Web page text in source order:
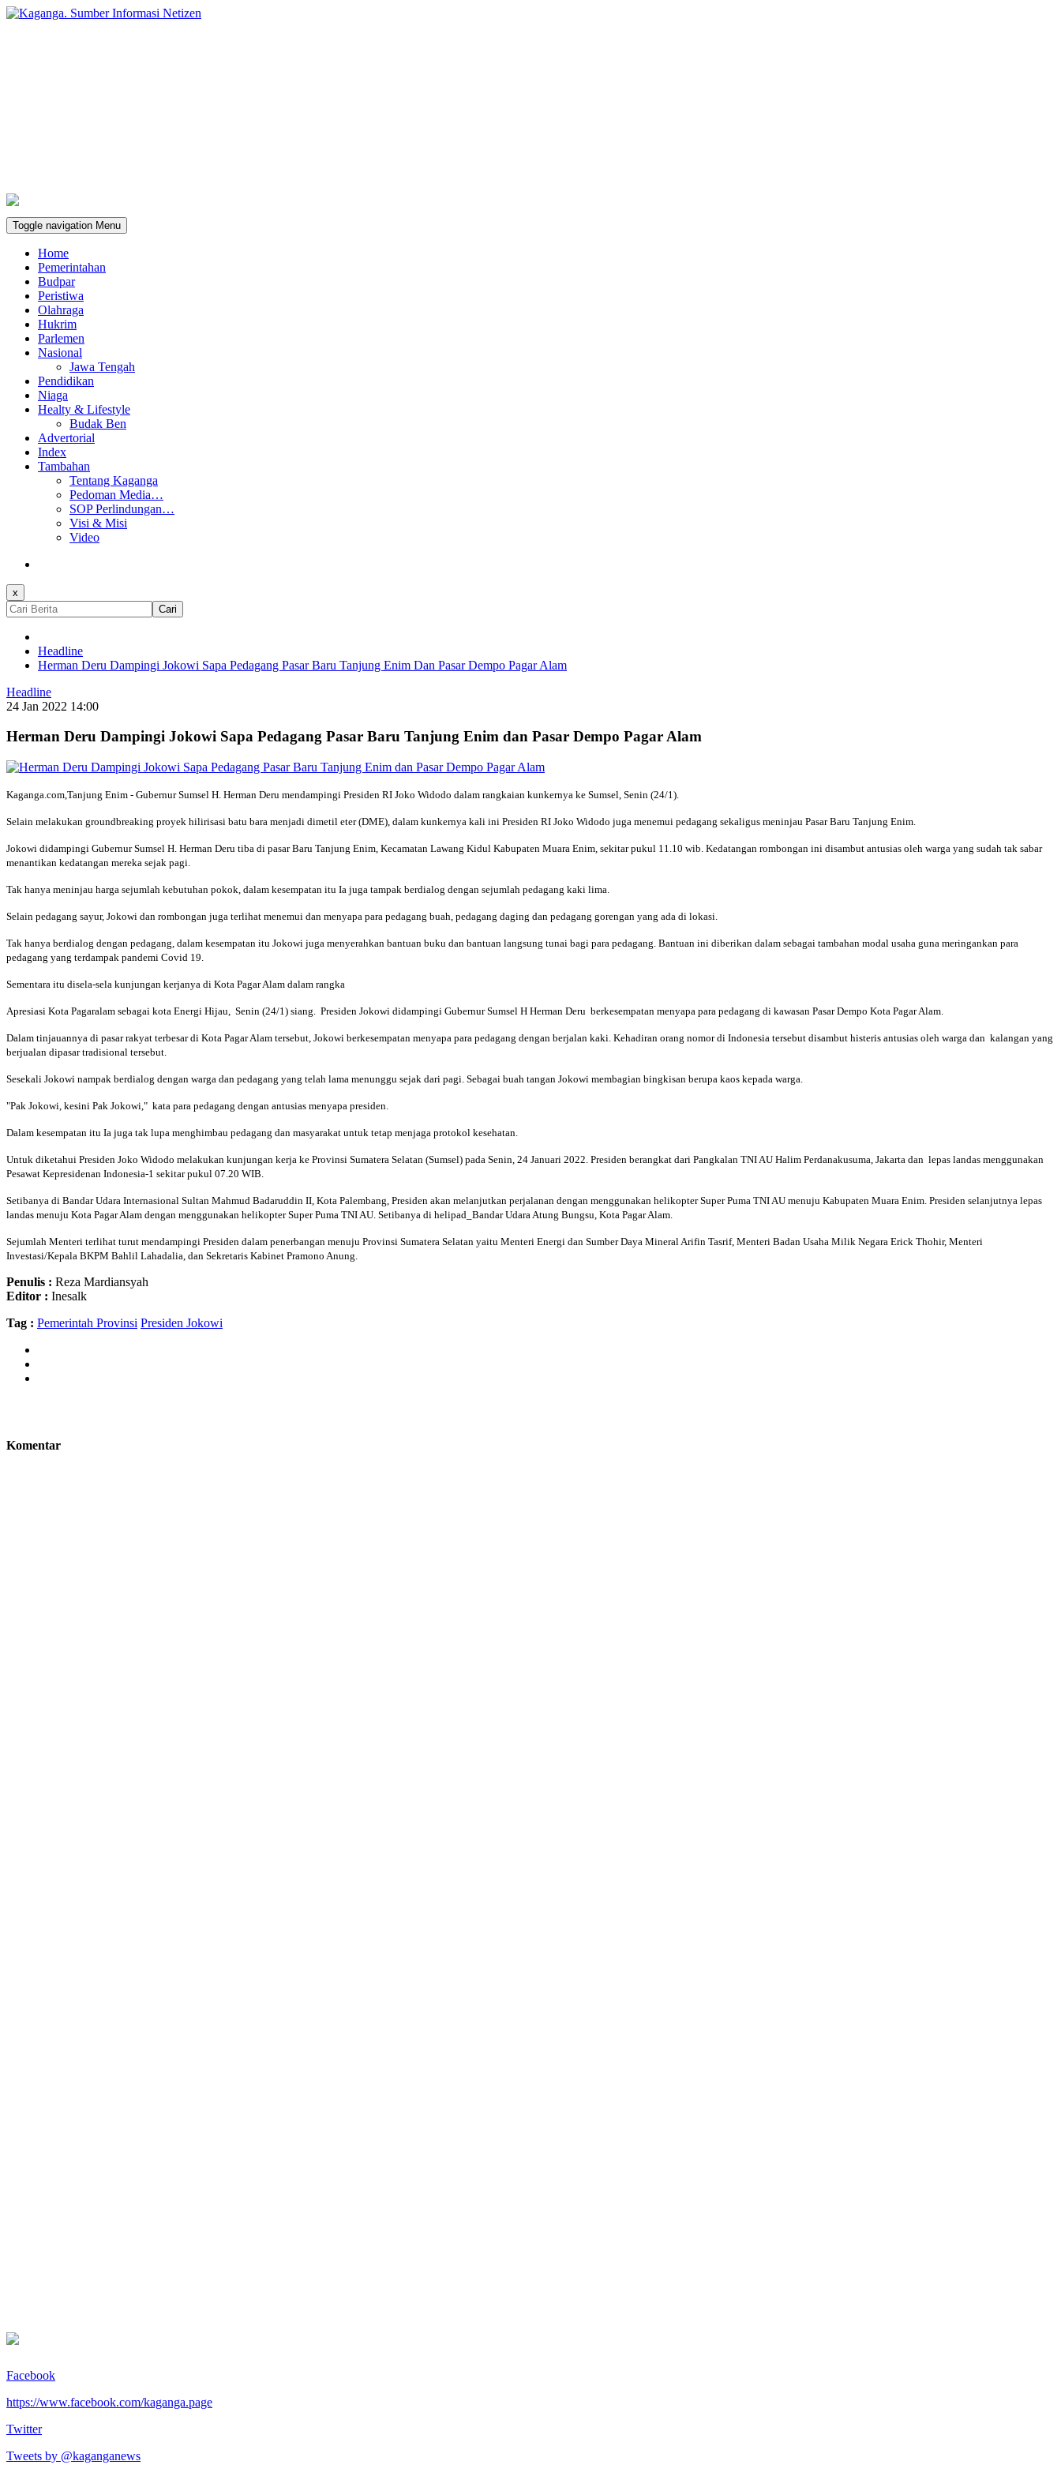
Toggle navigation Menu
Home
Pemerintahan
Budpar
Peristiwa
Olahraga
Hukrim
Parlemen
Nasional
Jawa Tengah
Pendidikan
Niaga
Healty & Lifestyle
Budak Ben
Advertorial
Index
Tambahan
Tentang Kaganga
Pedoman Media…
SOP Perlindungan…
Visi & Misi
Video
x
Cari
Headline
Herman Deru Dampingi Jokowi Sapa Pedagang Pasar Baru Tanjung Enim Dan Pasar Dempo Pagar Alam
Headline
24 Jan 2022 14:00
Herman Deru Dampingi Jokowi Sapa Pedagang Pasar Baru Tanjung Enim dan Pasar Dempo Pagar Alam
Kaganga.com,Tanjung Enim - Gubernur Sumsel H. Herman Deru mendampingi Presiden RI Joko Widodo dalam rangkaian kunkernya ke Sumsel, Senin (24/1).
Selain melakukan groundbreaking proyek hilirisasi batu bara menjadi dimetil eter (DME), dalam kunkernya kali ini Presiden RI Joko Widodo juga menemui pedagang sekaligus meninjau Pasar Baru Tanjung Enim.
Jokowi didampingi Gubernur Sumsel H. Herman Deru tiba di pasar Baru Tanjung Enim, Kecamatan Lawang Kidul Kabupaten Muara Enim, sekitar pukul 11.10 wib. Kedatangan rombongan ini disambut antusias oleh warga yang sudah tak sabar
menantikan kedatangan mereka sejak pagi.
Tak hanya meninjau harga sejumlah kebutuhan pokok, dalam kesempatan itu Ia juga tampak berdialog dengan sejumlah pedagang kaki lima.
Selain pedagang sayur, Jokowi dan rombongan juga terlihat menemui dan menyapa para pedagang buah, pedagang daging dan pedagang gorengan yang ada di lokasi.
Tak hanya berdialog dengan pedagang, dalam kesempatan itu Jokowi juga menyerahkan bantuan buku dan bantuan langsung tunai bagi para pedagang. Bantuan ini diberikan dalam sebagai tambahan modal usaha guna meringankan para
pedagang yang terdampak pandemi Covid 19.
Sementara itu disela-sela kunjungan kerjanya di Kota Pagar Alam dalam rangka
Apresiasi Kota Pagaralam sebagai kota Energi Hijau, Senin (24/1) siang. Presiden Jokowi didampingi Gubernur Sumsel H Herman Deru berkesempatan menyapa para pedagang di kawasan Pasar Dempo Kota Pagar Alam.
Dalam tinjauannya di pasar rakyat terbesar di Kota Pagar Alam tersebut, Jokowi berkesempatan menyapa para pedagang dengan berjalan kaki. Kehadiran orang nomor di Indonesia tersebut disambut histeris antusias oleh warga dan kalangan yang
berjualan dipasar tradisional tersebut.
Sesekali Jokowi nampak berdialog dengan warga dan pedagang yang telah lama menunggu sejak dari pagi. Sebagai buah tangan Jokowi membagian bingkisan berupa kaos kepada warga.
"Pak Jokowi, kesini Pak Jokowi," kata para pedagang dengan antusias menyapa presiden.
Dalam kesempatan itu Ia juga tak lupa menghimbau pedagang dan masyarakat untuk tetap menjaga protokol kesehatan.
Untuk diketahui Presiden Joko Widodo melakukan kunjungan kerja ke Provinsi Sumatera Selatan (Sumsel) pada Senin, 24 Januari 2022. Presiden berangkat dari Pangkalan TNI AU Halim Perdanakusuma, Jakarta dan lepas landas menggunakan
Pesawat Kepresidenan Indonesia-1 sekitar pukul 07.20 WIB.
Setibanya di Bandar Udara Internasional Sultan Mahmud Badaruddin II, Kota Palembang, Presiden akan melanjutkan perjalanan dengan menggunakan helikopter Super Puma TNI AU menuju Kabupaten Muara Enim. Presiden selanjutnya lepas
landas menuju Kota Pagar Alam dengan menggunakan helikopter Super Puma TNI AU. Setibanya di helipad_Bandar Udara Atung Bungsu, Kota Pagar Alam.
Sejumlah Menteri terlihat turut mendampingi Presiden dalam penerbangan menuju Provinsi Sumatera Selatan yaitu Menteri Energi dan Sumber Daya Mineral Arifin Tasrif, Menteri Badan Usaha Milik Negara Erick Thohir, Menteri
Investasi/Kepala BKPM Bahlil Lahadalia, dan Sekretaris Kabinet Pramono Anung.
Penulis : Reza Mardiansyah
Editor : Inesalk
Tag : Pemerintah Provinsi Presiden Jokowi
Komentar
Facebook
https://www.facebook.com/kaganga.page
Twitter
Tweets by @kaganganews